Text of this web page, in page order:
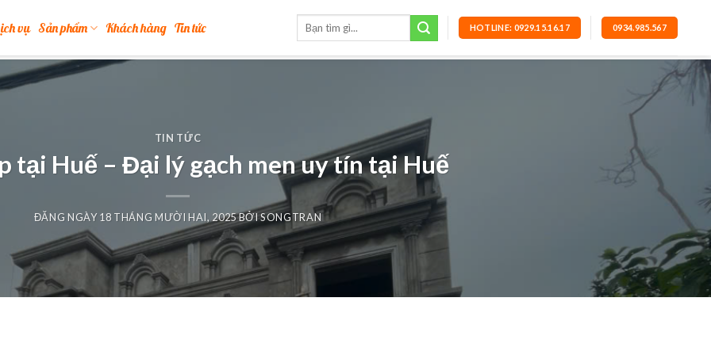
vụ Sản phẩm Khách hàng Tin tức HOTLINE: 0929.15.16.17 0934.985.567
TIN TỨC
tại Huế – Đại lý gạch men uy tín tại Huế
ĐĂNG NGÀY18 THÁNG MƯỜI HAI, 2025BỞISONGTRAN